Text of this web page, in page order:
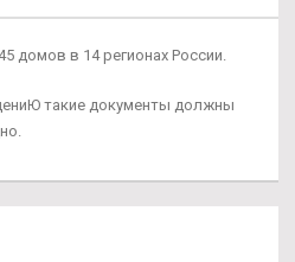
домов в 14 регионах России.
такие документы должны